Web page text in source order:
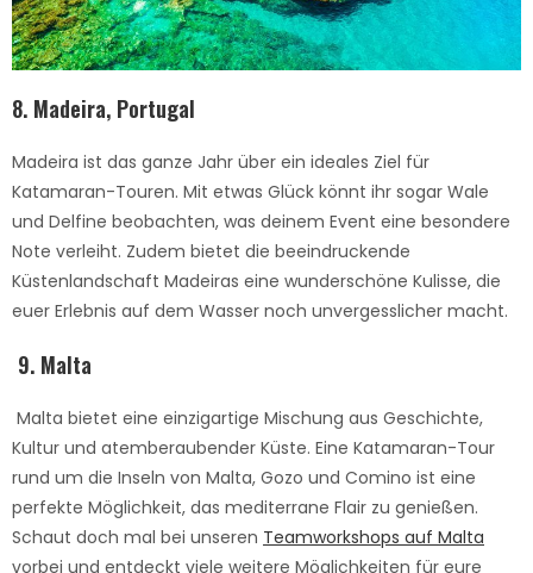
8. Madeira, Portugal
Madeira ist das ganze Jahr über ein ideales Ziel für
Katamaran-Touren. Mit etwas Glück könnt ihr sogar Wale
und Delfine beobachten, was deinem Event eine besondere
Note verleiht. Zudem bietet die beeindruckende
Küstenlandschaft Madeiras eine wunderschöne Kulisse, die
euer Erlebnis auf dem Wasser noch unvergesslicher macht.
9. Malta
Malta bietet eine einzigartige Mischung aus Geschichte,
Kultur und atemberaubender Küste. Eine Katamaran-Tour
rund um die Inseln von Malta, Gozo und Comino ist eine
perfekte Möglichkeit, das mediterrane Flair zu genießen.
Schaut doch mal bei unseren Teamworkshops auf Malta
vorbei und entdeckt viele weitere Möglichkeiten für eure